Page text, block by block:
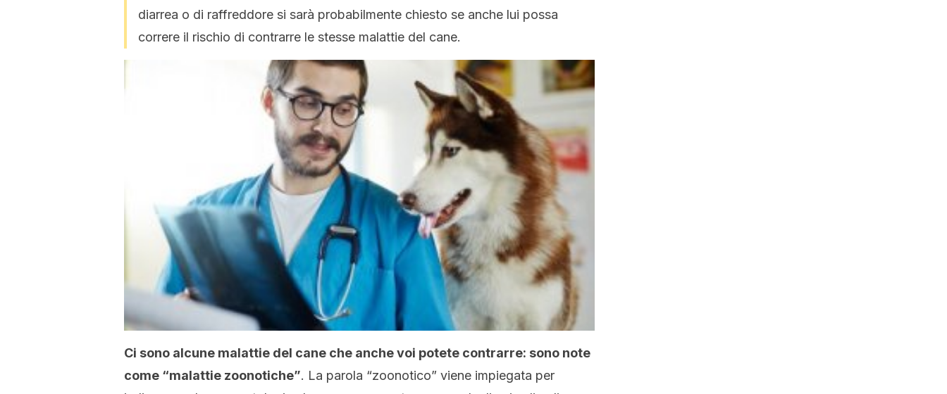
diarrea o di raffreddore si sarà probabilmente chiesto se anche lui possa
correre il rischio di contrarre le stesse malattie del cane.
Ci sono alcune malattie del cane che anche voi potete contrarre: sono note
come “malattie zoonotiche”. La parola “zoonotico” viene impiegata per